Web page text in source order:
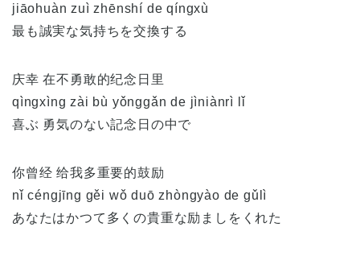
jiāohuàn zuì zhēnshí de qíngxù
最も誠実な気持ちを交換する
庆幸 在不勇敢的纪念日里
qìngxìng zài bù yǒnggǎn de jìniànrì lǐ
喜ぶ 勇気のない記念日の中で
你曾经 给我多重要的鼓励
nǐ céngjīng gěi wǒ duō zhòngyào de gǔlì
あなたはかつて多くの貴重な励ましをくれた